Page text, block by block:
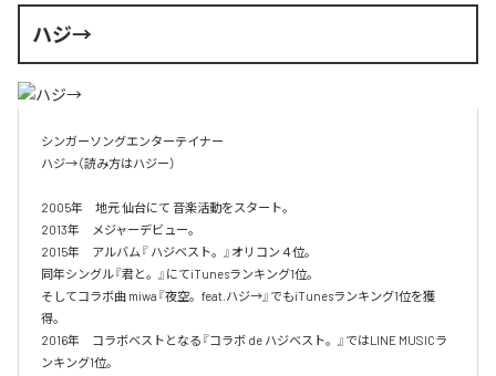
ハジ→
シンガーソングエンターテイナー
ハジ→（読み方はハジー）
2005年　地元 仙台にて 音楽活動をスタート。
2013年　メジャーデビュー。
2015年　アルバム『 ハジベスト。』オリコン４位。
同年シングル『君と。』にてiTunesランキング1位。
そしてコラボ曲 miwa『夜空。feat.ハジ→』でもiTunesランキング1位を獲
得。
2016年　コラボベストとなる『コラボ de ハジベスト。』ではLINE MUSICラ
ンキング1位。